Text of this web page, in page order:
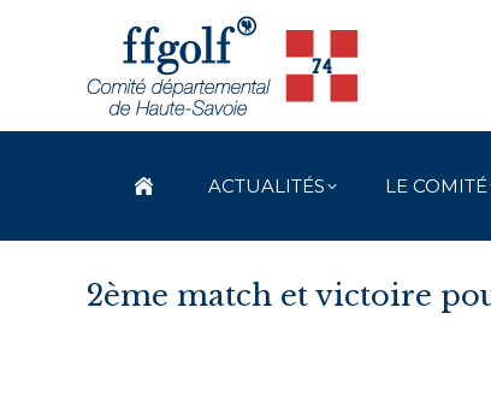
ACTUALITÉS LE COMITÉ
2ème match et victoire